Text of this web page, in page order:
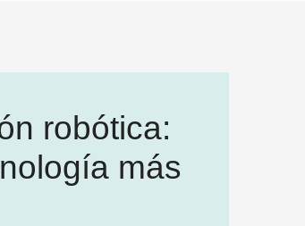
robótica:
más